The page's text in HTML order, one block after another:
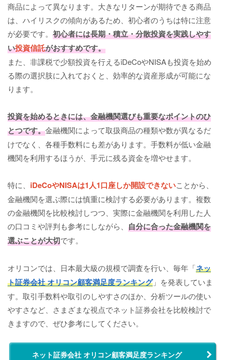
商品によって異なります。大きなリターンが期待できる商品
は、ハイリスクの傾向があるため、初心者のうちは特に注意
が必要です。 初心者には長期・積立・分散投資を実践しやす
い投資信託がおすすめです。
また、非課税で少額投資を行えるiDeCoやNISAも投資を始め
る際の選択肢に入れておくと、効率的な資産形成が可能にな
ります。
投資を始めるときには、金融機関選びも重要なポイントのひ
とつです。金融機関によって取扱商品の種類や数が異なるだ
けでなく、各種手数料にも差があります。手数料が低い金融
機関を利用するほうが、手元に残る資金を増やせます。
特に、 iDeCoやNISAは1人1口座しか開設できないことから、
金融機関を選ぶ際には慎重に検討する必要があります。複数
の金融機関を比較検討しつつ、実際に金融機関を利用した人
の口コミや評判も参考にしながら、 自分に合った金融機関を
選ぶことが大切です。
オリコンでは、日本最大級の規模で調査を行い、毎年「ネッ
ト証券会社 オリコン顧客満足度ランキング」を発表していま
す。取引手数料や取引のしやすさのほか、分析ツールの使い
やすさなど、さまざまな視点でネット証券会社を比較検討で
きますので、ぜひ参考にしてください。
ネット証券会社 オリコン顧客満足度ランキング